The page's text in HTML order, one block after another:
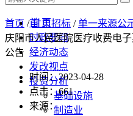
首 页
时政要闻
经济动态
发改视点
投资分析
基础设施
制造业
首页 /甘肃招标 /单一来源公
庆阳市人民医院医疗收费电
公告
时间：2023-04-28
点击：661
来源：